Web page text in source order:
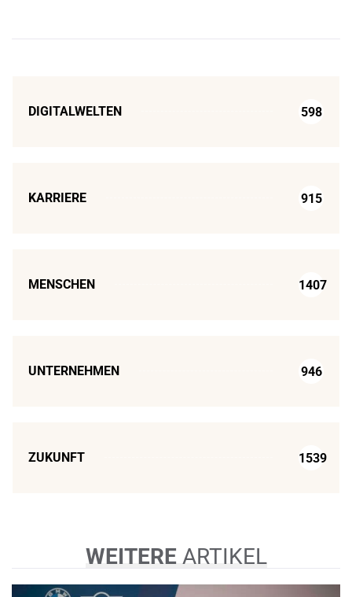
DIGITALWELTEN 598
KARRIERE 915
MENSCHEN 1407
UNTERNEHMEN 946
ZUKUNFT 1539
WEITERE ARTIKEL